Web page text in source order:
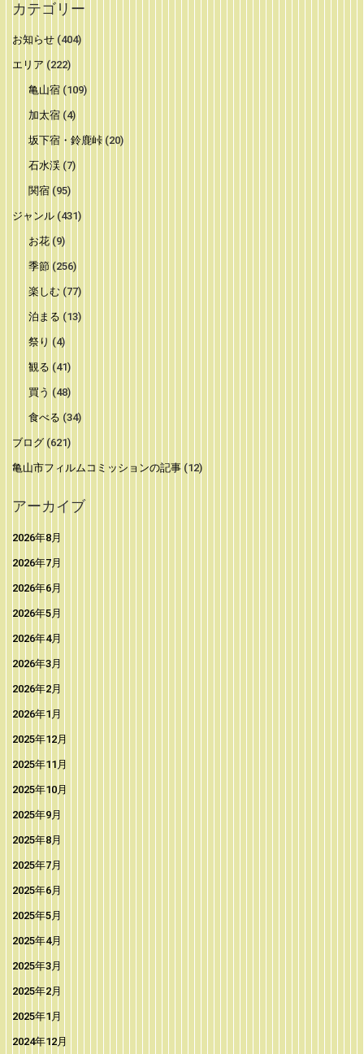
カテゴリー
お知らせ (404)
エリア (222)
亀山宿(109)
加太宿(4)
坂下宿・鈴鹿峠(20)
石水渓(7)
関宿(95)
ジャンル (431)
お花(9)
季節 (256)
楽しむ (77)
泊まる (13)
祭り (4)
観る (41)
買う (48)
食べる (34)
ブログ (621)
亀山市フィルムコミッションの記事 (12)
アーカイブ
2026年8月
2026年7月
2026年6月
2026年5月
2026年4月
2026年3月
2026年2月
2026年1月
2025年12月
2025年11月
2025年10月
2025年9月
2025年8月
2025年7月
2025年6月
2025年5月
2025年4月
2025年3月
2025年2月
2025年1月
2024年12月